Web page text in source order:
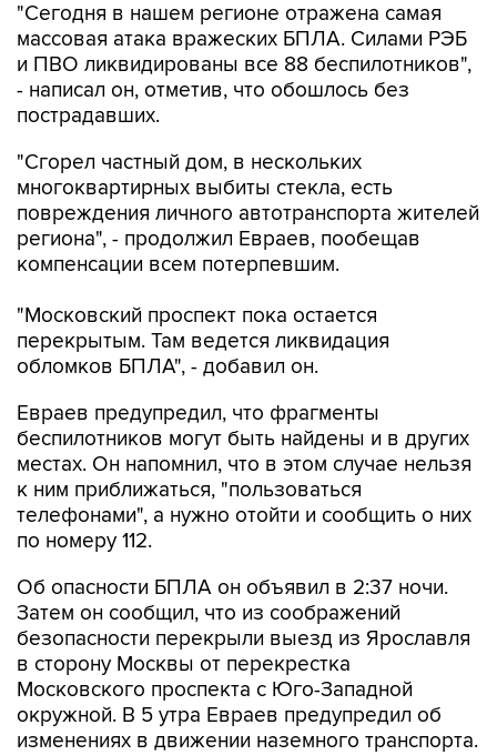
"Сегодня в нашем регионе отражена самая
массовая атака вражеских БПЛА. Силами РЭБ
и ПВО ликвидированы все 88 беспилотников",
- написал он, отметив, что обошлось без
пострадавших.
"Сгорел частный дом, в нескольких
многоквартирных выбиты стекла, есть
повреждения личного автотранспорта жителей
региона", - продолжил Евраев, пообещав
компенсации всем потерпевшим.
"Московский проспект пока остается
перекрытым. Там ведется ликвидация
обломков БПЛА", - добавил он.
Евраев предупредил, что фрагменты
беспилотников могут быть найдены и в других
местах. Он напомнил, что в этом случае нельзя
к ним приближаться, "пользоваться
телефонами", а нужно отойти и сообщить о них
по номеру 112.
Об опасности БПЛА он объявил в 2:37 ночи.
Затем он сообщил, что из соображений
безопасности перекрыли выезд из Ярославля
в сторону Москвы от перекрестка
Московского проспекта с Юго-Западной
окружной. В 5 утра Евраев предупредил об
изменениях в движении наземного транспорта.